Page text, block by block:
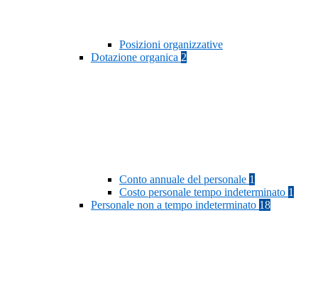
Posizioni organizzative
Dotazione organica 2
Conto annuale del personale 1
Costo personale tempo indeterminato 1
Personale non a tempo indeterminato 18